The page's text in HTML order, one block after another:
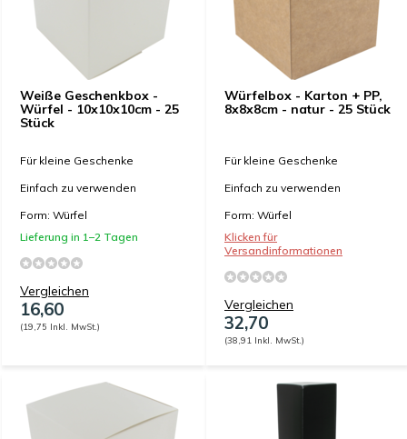
Weiße Geschenkbox -
Würfel - 10x10x10cm - 25
Stück
Für kleine Geschenke
Einfach zu verwenden
Form: Würfel
Lieferung in 1–2 Tagen
Vergleichen
16,60
(19,75 Inkl. MwSt.)
Würfelbox - Karton + PP,
8x8x8cm - natur - 25 Stück
Für kleine Geschenke
Einfach zu verwenden
Form: Würfel
Klicken für
Versandinformationen
Vergleichen
32,70
(38,91 Inkl. MwSt.)